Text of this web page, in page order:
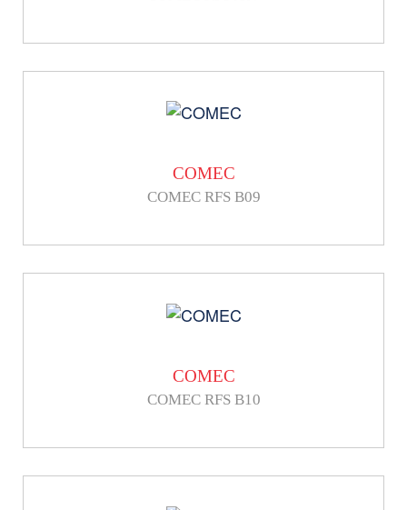
COMEC
COMEC RFS B09
COMEC
COMEC RFS B10